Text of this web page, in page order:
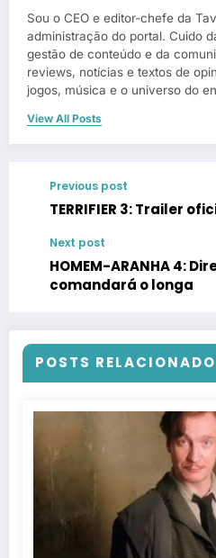
Sou o CEO e editor-chefe da
administração do portal. Cuido
gestão de conteúdo e da
reviews, notícias e textos de
jogos, música e o universo do
View All Posts
Previous post
TERRIFIER 3: Trailer
Next post
HOMEM-ARANHA 4:
comandará o longa
POSTS